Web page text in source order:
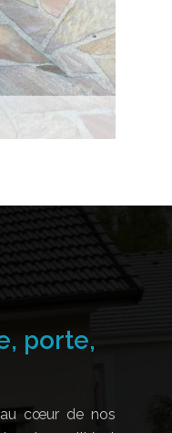
porte,
cœur de nos